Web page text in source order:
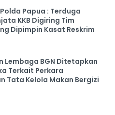
Papua : Terduga
KKB Digiring Tim
Dipimpin Kasat Reskrim
Lembaga BGN Ditetapkan
Terkait Perkara
Tata Kelola Makan Bergizi